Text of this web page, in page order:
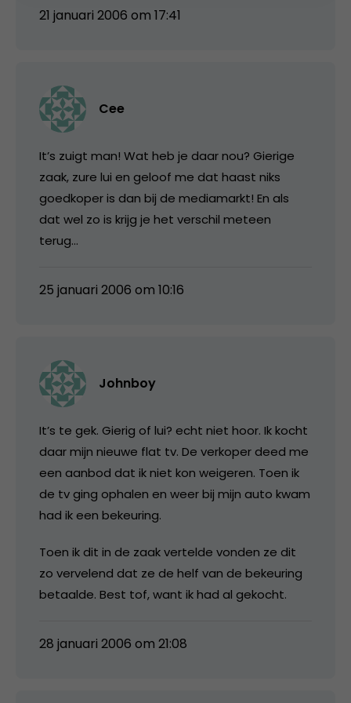
21 januari 2006 om 17:41
Cee
It’s zuigt man! Wat heb je daar nou? Gierige
zaak, zure lui en geloof me dat haast niks
goedkoper is dan bij de mediamarkt! En als
dat wel zo is krijg je het verschil meteen
terug…
25 januari 2006 om 10:16
Johnboy
It’s te gek. Gierig of lui? echt niet hoor. Ik kocht
daar mijn nieuwe flat tv. De verkoper deed me
een aanbod dat ik niet kon weigeren. Toen ik
de tv ging ophalen en weer bij mijn auto kwam
had ik een bekeuring.
Toen ik dit in de zaak vertelde vonden ze dit
zo vervelend dat ze de helf van de bekeuring
betaalde. Best tof, want ik had al gekocht.
28 januari 2006 om 21:08